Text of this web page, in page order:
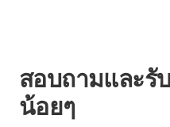
สอบถามและรั
น้อยๆ